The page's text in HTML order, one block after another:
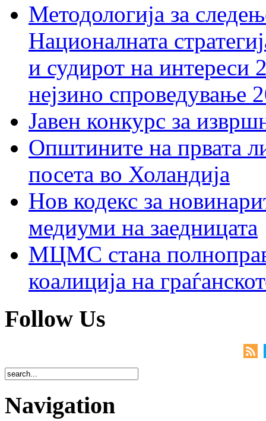
Методологија за
Националната
и судирот на интереси
нејзино спроведување
Јавен конкурс за
Општините на првата
посета во Холандија
Нов кодекс за
медиуми на заедницата
МЦМС стана
коалиција на
Follow Us
Navigation